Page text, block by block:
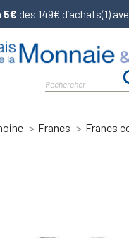
5€ dès 149€ d’achats(1)
Francs Francs